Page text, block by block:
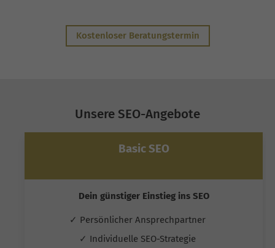
Kostenloser Beratungstermin
Unsere SEO-Angebote
Basic SEO
Dein günstiger Einstieg ins SEO
✓ Persönlicher Ansprechpartner
✓ Individuelle SEO-Strategie